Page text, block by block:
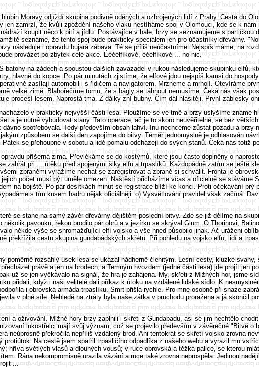
Moravy odjíždí skupina podivně oděných a ozbrojených lidí z Prahy. Cesta do
jen zamrzí, že kvůli zpoždění našeho vlaku nestíháme spoj v Olomouci, kde se k
koupit něco k pití a jídlu. Postávajíce v hale, brzy se seznamujeme s
seznáme, že tento spoj bude prakticky speciálem jen pro účastníky dřevárny.
následuje i opravdu bujará zábava. Té se příliš neúčastníme. Nejspíš máme, na
provázet po zbytek celé akce. Éééélfíkové, ééélfíkové ... no nic.
batohy na zádech a spoustou dalších zavazadel v rukou následujeme skupinku elfů,
hlavně do kopce. Po pár minutách zjistíme, že elfové jdou nejspíš kamsi do
zasílají automobil i s řidičem a navigátorem. Mrzneme a mrholí. Otevíráme
velké zimě. Blahořečíme tomu, že s bágly se táhnout nemusíme. Čeká nás však
procesí lesem. Naprostá tma. Z dálky zní bubny. Čím dál hlasitěji. První záblesky
v prakticky nejvyšší části lesa. Ploužíme se ve tmě a brzy uslyšíme známe
a je nutné vybudovat stany. Tato operace, ač je to skoro neuvěřitelné, se bez
spotřebovala. Tedy především obsah lahví. Inu nechceme zůstat pozadu a brzy
způsobem se další den zapojíme do bitvy. Téměř jednomyslně je odhlasován
se přehoupne v sobotu a lidé pomalu odcházejí do svých stanů. Čeká nás totiž
příšerná zima. Převlékáme se do kostýmů, které jsou často doplněny o
při ... útěku před spojenými šiky elfů a trpaslíků. Každopádně zatím se ještě
zbraněmi vyrážíme nechat se zaregistrovat a zbraně si schválit. Fronta je
počet musí být uměle omezen. Naštěstí přicházíme včas a oficielně se stáváme
na bojiště. Po pár desítkách minut se registrace blíží ke konci. Proti očekávání
s tím kusem hadru nějak oficiálněji :o) Vysvětlování pravidel však začíná.
se stane na samý závěr dřevárny dějištěm poslední bitvy. Zde se již dělíme na
pavouků, řekou brodilo pár obrů a v jezírku se skrýval Glum. O Thorinovi,
někde výše se shromažďující elfí vojsko a vše hned působilo jinak. Ač uráženi
překřížila cestu skupina gundabádských skřetů. Při pohledu na vojsko elfů, lidí a
rozsáhlý úsek lesa se ukázal nádherně členitým. Lesní cesty, kluzké
právě a jen na brodech, a Temným hvozdem (jedné části lesa) jde projít jen
už se jen vyčkávalo na signál, že hra je zahájena. My, skřeti z Mlžných hor, jsme
přidali, když i naši velitelé dali příkaz k útoku na vzdálené lidské sídlo. K
i obrovská armáda trpaslíku. Smrt přišla rychle. Pro mne osobně při snaze
v plné síle. Nehledě na ztráty byla naše zátka v průchodu proražena a já skončil
a oživování. Mlžné hory brzy zaplnili i skřeti z Gundabadu, asi se jim nechtělo
lukostřelci mají svůj význam, což se projevilo především v závěrečné "Bitvě o
neúprosně překročila nepříliš vzdálený brod. Ani tentokrát se skřetí vojsko zrovna
Na cestě jsem spatřil trpasličího odpadlíka z našeho webu a vyrazil mu
hříva světlých vlasů a dlouhých vousů; v ruce obrovská a těžká palice, se kterou
Rána nekompromisně urazila vázání a ruce také zrovna neprospěla. Jedinou
...